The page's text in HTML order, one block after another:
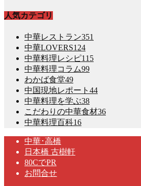
人気カテゴリ
中華レストラン351
中華LOVERS124
中華料理レシピ115
中華料理コラム99
わかば食堂49
中国現地レポート 44
中華料理を学ぶ38
こだわりの中華食材36
中華料理百科16
中華･高橋
日本橋 古樹軒
80CでPR
お問合せ